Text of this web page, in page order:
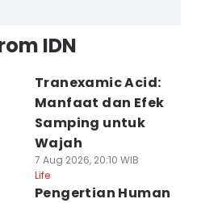
IDN
Tranexamic Acid:
Manfaat dan Efek
Samping untuk
Wajah
7 Aug 2026, 20:10 WIB
Life
Pengertian Human